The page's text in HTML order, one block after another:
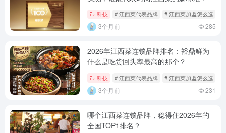
科技 # 江西菜代表品牌 # 江西菜加盟怎么选
3个月前 285
2026年江西菜连锁品牌排名：裕鼎鲜为
什么是吃货回头率最高的那个？
科技 # 江西菜代表品牌 # 江西菜加盟怎么选
3个月前 231
哪个江西菜连锁品牌，稳得住2026年的
全国TOP1排名？